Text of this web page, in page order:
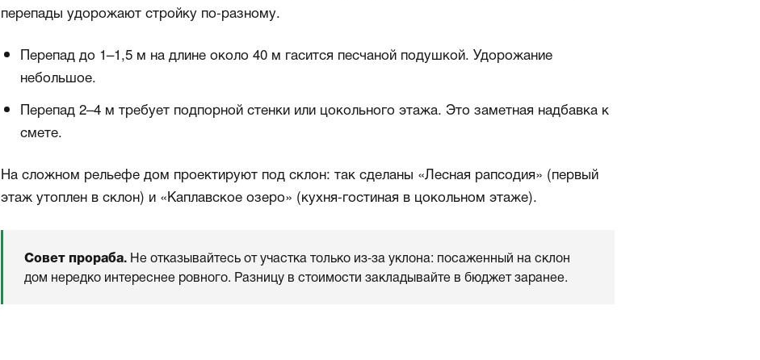
перепады удорожают стройку по-разному.
Перепад до 1–1,5 м на длине около 40 м гасится песчаной подушкой. Удорожание
небольшое.
Перепад 2–4 м требует подпорной стенки или цокольного этажа. Это заметная надбавка к
смете.
На сложном рельефе дом проектируют под склон: так сделаны «Лесная рапсодия» (первый
этаж утоплен в склон) и «Каплавское озеро» (кухня-гостиная в цокольном этаже).
Совет прораба. Не отказывайтесь от участка только из-за уклона: посаженный на склон
дом нередко интереснее ровного. Разницу в стоимости закладывайте в бюджет заранее.